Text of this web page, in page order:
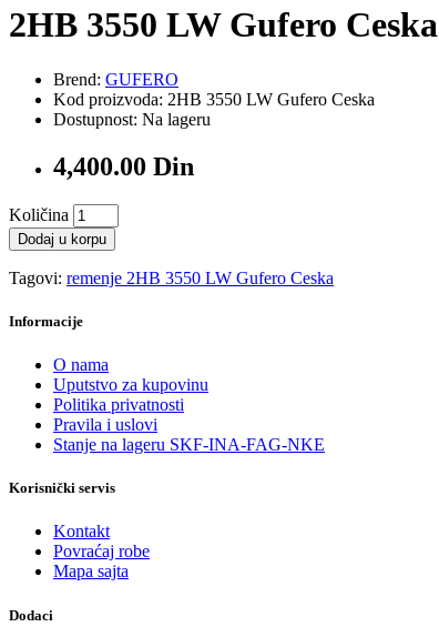
2HB 3550 LW Gufero Ceska
Brend: GUFERO
Kod proizvoda: 2HB 3550 LW Gufero Ceska
Dostupnost: Na lageru
4,400.00 Din
Količina
Dodaj u korpu
Tagovi: remenje 2HB 3550 LW Gufero Ceska
Informacije
O nama
Uputstvo za kupovinu
Politika privatnosti
Pravila i uslovi
Stanje na lageru SKF-INA-FAG-NKE
Korisnički servis
Kontakt
Povraćaj robe
Mapa sajta
Dodaci